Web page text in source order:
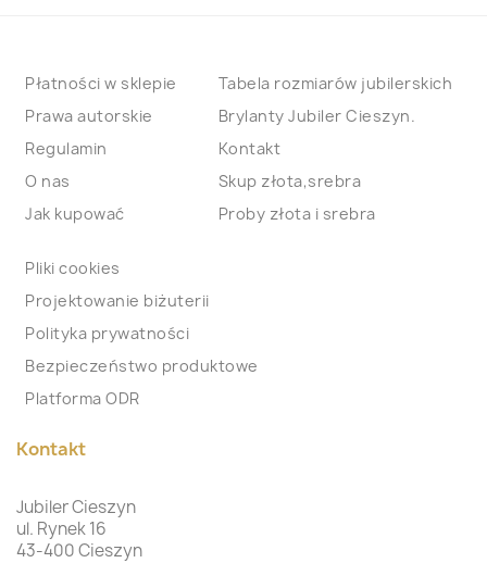
Płatności w sklepie
Prawa autorskie
Regulamin
O nas
Jak kupować
Tabela rozmiarów jubilerskich
Brylanty Jubiler Cieszyn.
Kontakt
Skup złota,srebra
Proby złota i srebra
Pliki cookies
Projektowanie biżuterii
Polityka prywatności
Bezpieczeństwo produktowe
Platforma ODR
Kontakt
Jubiler Cieszyn
ul. Rynek 16
43-400 Cieszyn